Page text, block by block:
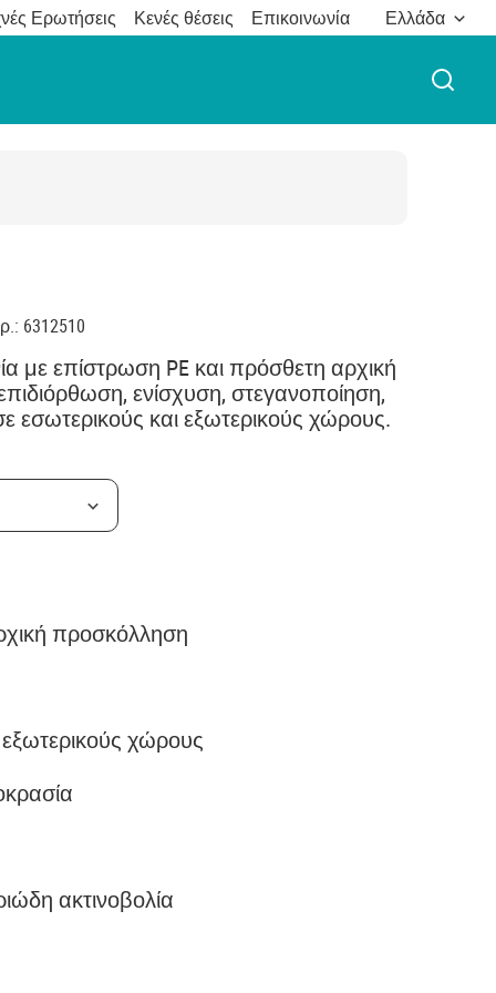
Ερωτήσεις Κενές θέσεις Επικοινωνία Ελλάδα
: 6312510
με επίστρωση PE και πρόσθετη αρχική
ενίσχυση, στεγανοποίηση,
εσωτερικούς και εξωτερικούς χώρους.
προσκόλληση
χώρους
ακτινοβολία